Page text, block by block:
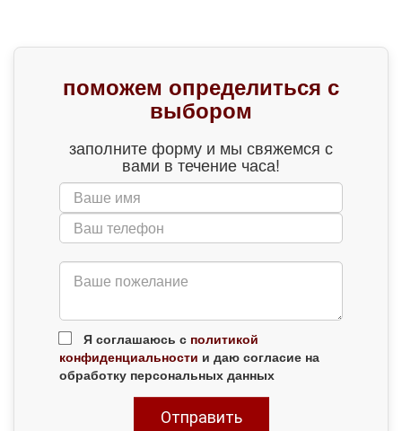
поможем определиться с
выбором
заполните форму и мы свяжемся с
вами в течение часа!
Я соглашаюсь с политикой
конфиденциальности и даю согласие на
обработку персональных данных